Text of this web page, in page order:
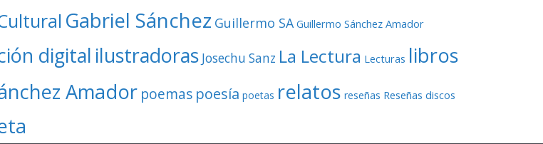
e
Gabriel Sánchez Guillermo SA Guillermo Sánchez Amador
digital ilustradoras Josechu Sanz La Lectura Lecturas libros
Amador poemas poesía poetas relatos reseñas Reseñas discos